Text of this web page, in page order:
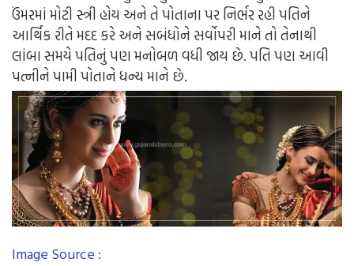
ઉંમરમાં મોટી સ્ત્રી હોય અને તે પોતાના પર નિર્ભર રહી પતિને
આર્થિક રીતે મદદ કરે અને સબંધોને સર્વોપરી માને તો તેનાથી
લાંબા સમયે પતિનું પણ મનોબળ વધી જાય છે. પતિ પણ આવી
પત્નીને પામી પોતાને ધન્ય માને છે.
Image Source :